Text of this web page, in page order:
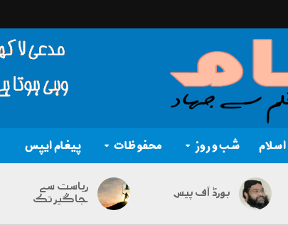
اسلام شب و روز محفوظات پیغام ایپس
بورڈ آف پیس
ریاست سے
جاگیر تک